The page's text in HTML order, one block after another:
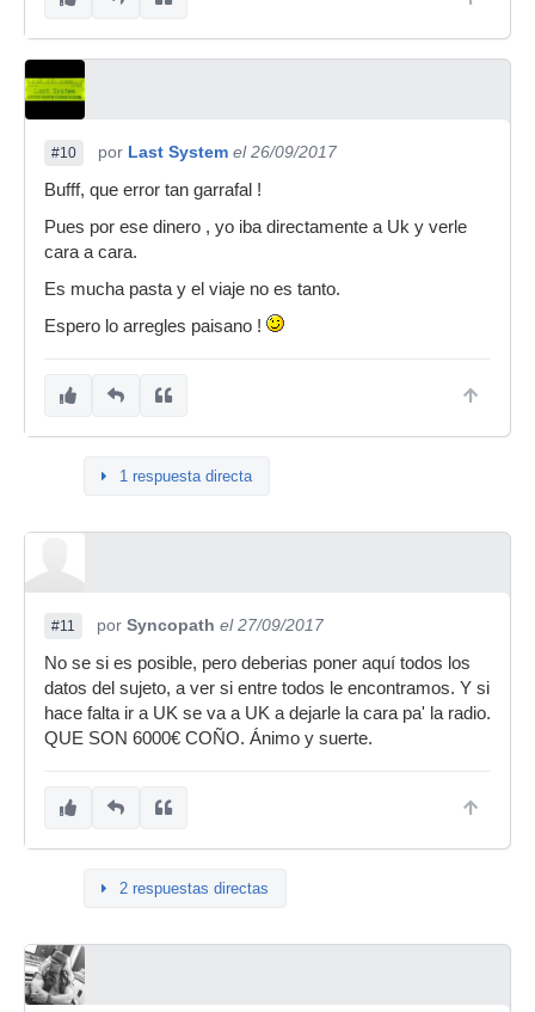
#10 por Last System el 26/09/2017
Bufff, que error tan garrafal !
Pues por ese dinero , yo iba directamente a Uk y verle
cara a cara.
Es mucha pasta y el viaje no es tanto.
Espero lo arregles paisano !
1 respuesta directa
#11 por Syncopath el 27/09/2017
No se si es posible, pero deberias poner aquí todos los
datos del sujeto, a ver si entre todos le encontramos. Y si
hace falta ir a UK se va a UK a dejarle la cara pa' la radio.
QUE SON 6000€ COÑO. Ánimo y suerte.
2 respuestas directas